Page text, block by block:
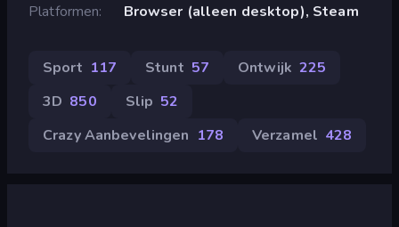
Platformen
Browser (alleen desktop), Steam
Sport 117 Stunt 57 Ontwijk 225
3D 850 Slip 52
Crazy Aanbevelingen 178 Verzamel 428